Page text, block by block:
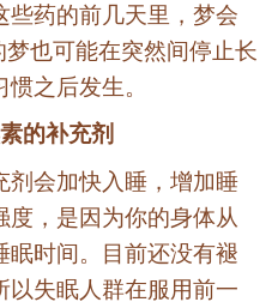
些药的前几天里，梦会
也可能在突然间停止长
之后发生。
的补充剂
剂会加快入睡，增加睡
度，是因为你的身体从
眠时间。目前还没有褪
以失眠人群在服用前一